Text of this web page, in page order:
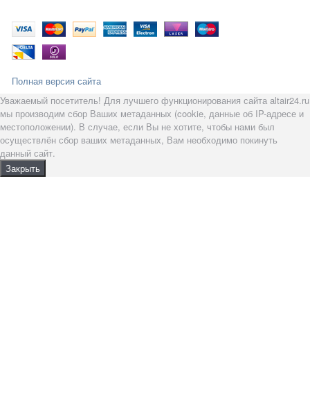
Полная версия сайта
Уважаемый посетитель! Для лучшего функционирования сайта altair24.ru
мы производим сбор Ваших метаданных (cookie, данные об IP-адресе и
местоположении). В случае, если Вы не хотите, чтобы нами был
осуществлён сбор ваших метаданных, Вам необходимо покинуть
данный сайт.
Закрыть